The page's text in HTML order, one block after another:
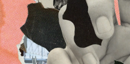
Medias
Publications
About
FR/EN